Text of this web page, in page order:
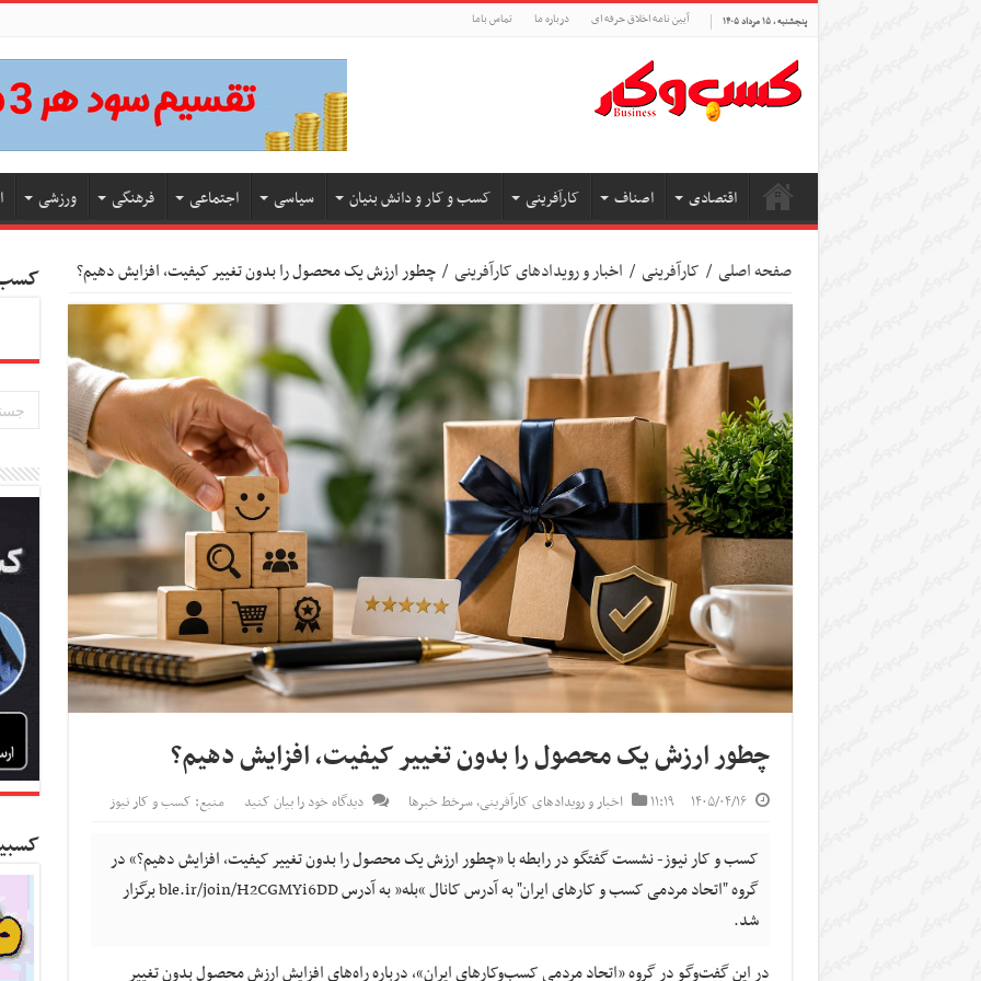
پنجشنبه , ۱۵ مرداد ۱۴۰۵ آیین نامه اخلاق حرفه ای درباره ما تماس باما
اقتصادی اصناف کارآفرینی کسب و کار و دانش بنیان سیاسی اجتماعی فرهنگی ورزشی
صفحه اصلی / کارآفرینی / اخبار و رویدادهای کارآفرینی / چطور ارزش یک محصول را بدون تغییر کیفیت، افزایش دهیم؟
چطور ارزش یک محصول را بدون تغییر کیفیت، افزایش دهیم؟
۱۴۰۵/۰۴/۱۶ ۱۱:۱۹ اخبار و رویدادهای کارآفرینی,سرخط خبرها دیدگاه خود را بیان کنید منبع: کسب و کار نیوز
کسب و کار نیوز- نشست گفتگو در رابطه با «چطور ارزش یک محصول را بدون تغییر کیفیت، افزایش دهیم؟» در
گروه "اتحاد مردمی کسب و کارهای ایران" به آدرس کانال “بله” به آدرس ble.ir/join/H2CGMYi6DD برگزار
شد.
در این گفت‌وگو در گروه «اتحاد مردمی کسب‌وکارهای ایران»، درباره راه‌های افزایش ارزش محصول بدون تغییر
کسب